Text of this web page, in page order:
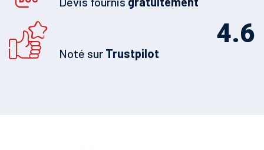
4.6
Noté sur Trustpilot